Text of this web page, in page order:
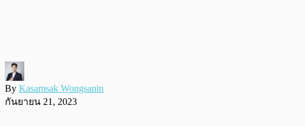
By Kasamsak Wongsanin
กันยายน 21, 2023